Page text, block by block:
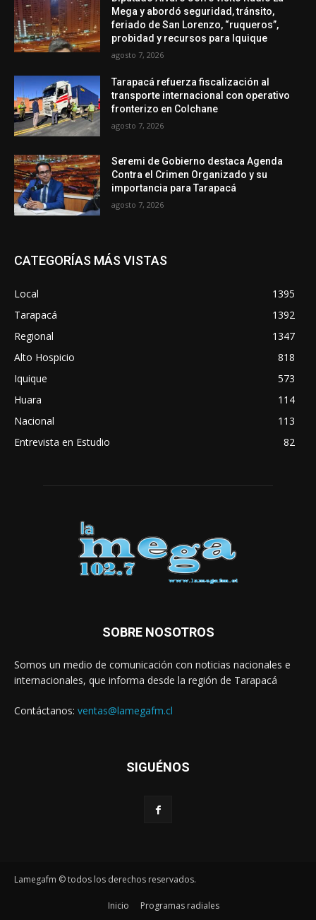
Mega y abordó seguridad, tránsito,
feriado de San Lorenzo, “ruqueros”,
probidad y recursos para Iquique
agosto 7, 2026
Tarapacá refuerza fiscalización al
transporte internacional con operativo
fronterizo en Colchane
agosto 7, 2026
Seremi de Gobierno destaca Agenda
Contra el Crimen Organizado y su
importancia para Tarapacá
agosto 7, 2026
CATEGORÍAS MÁS VISTAS
Local
1395
Tarapacá
1392
Regional
1347
Alto Hospicio
818
Iquique
573
Huara
114
Nacional
113
Entrevista en Estudio
82
SOBRE NOSOTROS
Somos un medio de comunicación con noticias nacionales e
internacionales, que informa desde la región de Tarapacá
Contáctanos: ventas@lamegafm.cl
SIGUÉNOS
Lamegafm © todos los derechos reservados.
Inicio Programas radiales